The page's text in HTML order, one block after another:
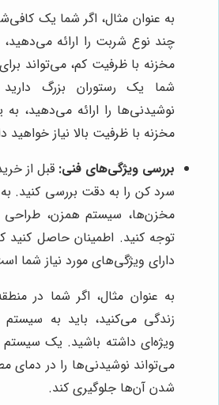
به عنوان مثال، اگر شما یک
چند نوع شربت را ارائه
مخزنه با ظرفیت کم، می‌تواند
شما یک رستوران بزرگ
نوشیدنی‌ها را ارائه می‌دهید،
مخزنه با ظرفیت بالا نیاز
بررسی ویژگی‌های فنی: قبل از
سرد کن را به دقت بررسی کنید.
مخزن‌ها، سیستم همزن، طراحی
توجه کنید. اطمینان حاصل کنید
دارای ویژگی‌های مورد نیاز شما
به عنوان مثال، اگر شما در
زندگی می‌کنید، باید به
ویژه‌ای داشته باشید. یک
می‌تواند نوشیدنی‌ها را در دمای
شدن آن‌ها جلوگیری کند.